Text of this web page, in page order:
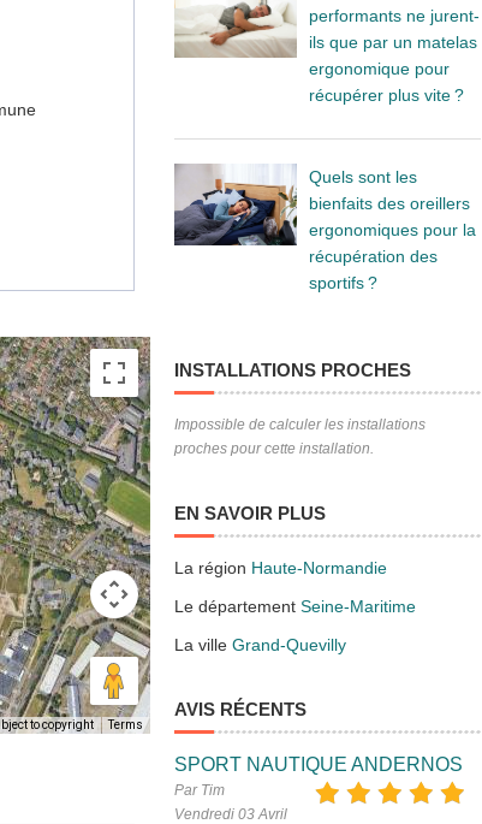
to copyright Terms
performants ne jurent-
ils que par un matelas
ergonomique pour
récupérer plus vite ?
Quels sont les
bienfaits des oreillers
ergonomiques pour la
récupération des
sportifs ?
INSTALLATIONS PROCHES
Impossible de calculer les installations
proches pour cette installation.
EN SAVOIR PLUS
La région Haute-Normandie
Le département Seine-Maritime
La ville Grand-Quevilly
AVIS RÉCENTS
SPORT NAUTIQUE ANDERNOS
Par Tim
Vendredi 03 Avril